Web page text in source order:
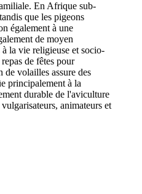
En Afrique sub-
que les pigeons
également à une
de moyen
la vie religieuse et socio-
de fêtes pour
volailles assure des
principalement à la
durable de l'aviculture
animateurs et